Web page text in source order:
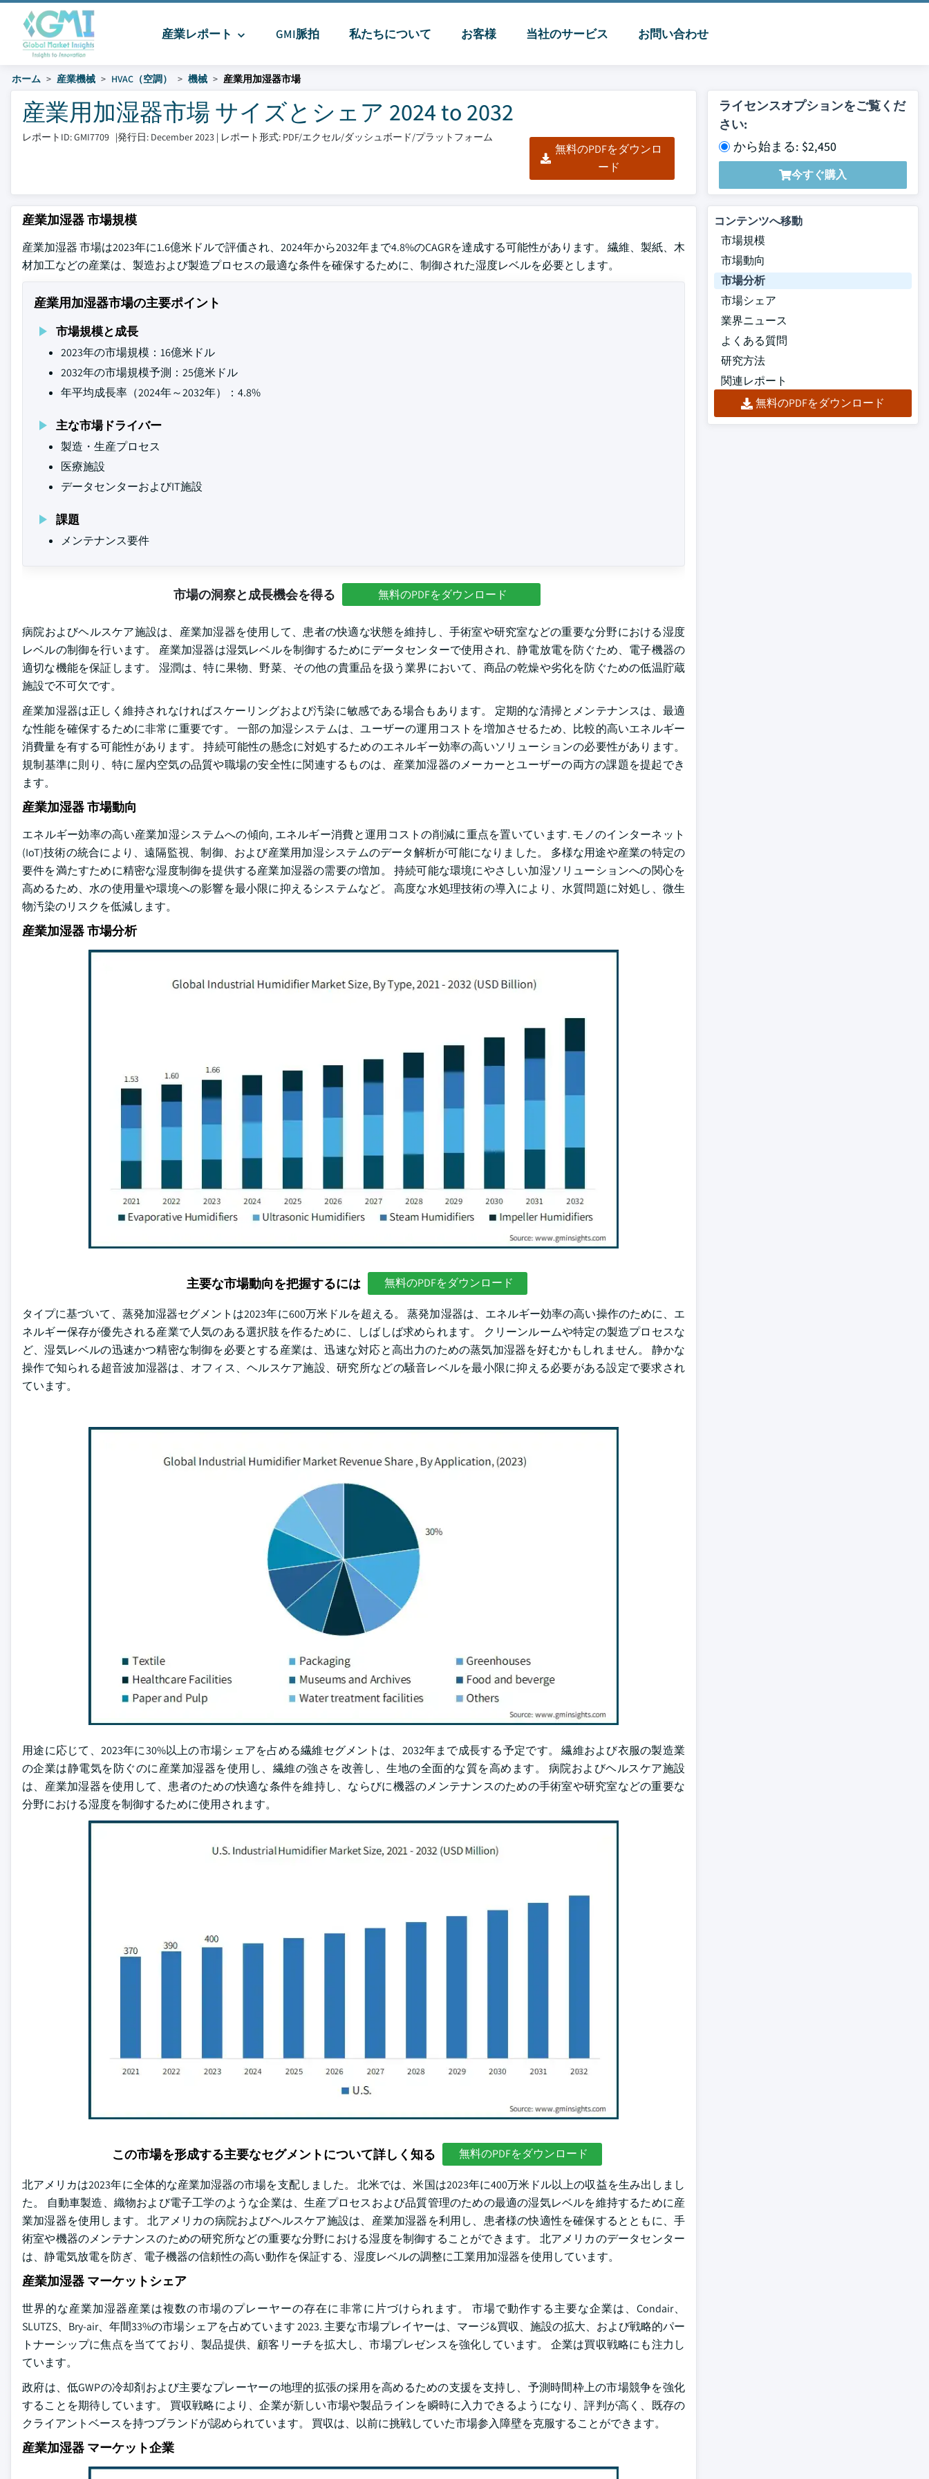
産業レポート GMI脈拍 私たちについて お客様 当社のサービス お問い合わせ
ホーム 産業機械 HVAC（空調） 機械 産業用加湿器市場
産業用加湿器市場 サイズとシェア 2024 to 2032
レポートID: GMI7709 |発行日: December 2023 | レポート形式: PDF/エクセル/ダッシュボード/プラットフォーム
無料のPDFをダウンロ
ード
ライセンスオプションをご覧くだ
さい:
から始まる: $2,450
今すぐ購入
産業加湿器 市場規模
産業加湿器 市場は2023年に1.6億米ドルで評価され、2024年から2032年まで4.8%のCAGRを達成する可能性があります。 繊維、製紙、木
材加工などの産業は、製造および製造プロセスの最適な条件を確保するために、制御された湿度レベルを必要とします。
産業用加湿器市場の主要ポイント
市場規模と成長
2023年の市場規模：16億米ドル
2032年の市場規模予測：25億米ドル
年平均成長率（2024年～2032年）：4.8%
主な市場ドライバー
製造・生産プロセス
医療施設
データセンターおよびIT施設
課題
メンテナンス要件
市場の洞察と成長機会を得る 無料のPDFをダウンロード
病院およびヘルスケア施設は、産業加湿器を使用して、患者の快適な状態を維持し、手術室や研究室などの重要な分野における湿度
レベルの制御を行います。 産業加湿器は湿気レベルを制御するためにデータセンターで使用され、静電放電を防ぐため、電子機器の
適切な機能を保証します。 湿潤は、特に果物、野菜、その他の貴重品を扱う業界において、商品の乾燥や劣化を防ぐための低温貯蔵
施設で不可欠です。
産業加湿器は正しく維持されなければスケーリングおよび汚染に敏感である場合もあります。 定期的な清掃とメンテナンスは、最適
な性能を確保するために非常に重要です。 一部の加湿システムは、ユーザーの運用コストを増加させるため、比較的高いエネルギー
消費量を有する可能性があります。 持続可能性の懸念に対処するためのエネルギー効率の高いソリューションの必要性があります。
規制基準に則り、特に屋内空気の品質や職場の安全性に関連するものは、産業加湿器のメーカーとユーザーの両方の課題を提起でき
ます。
産業加湿器 市場動向
エネルギー効率の高い産業加湿システムへの傾向, エネルギー消費と運用コストの削減に重点を置いています. モノのインターネット
(IoT)技術の統合により、遠隔監視、制御、および産業用加湿システムのデータ解析が可能になりました。 多様な用途や産業の特定の
要件を満たすために精密な湿度制御を提供する産業加湿器の需要の増加。 持続可能な環境にやさしい加湿ソリューションへの関心を
高めるため、水の使用量や環境への影響を最小限に抑えるシステムなど。 高度な水処理技術の導入により、水質問題に対処し、微生
物汚染のリスクを低減します。
産業加湿器 市場分析
主要な市場動向を把握するには 無料のPDFをダウンロード
タイプに基づいて、蒸発加湿器セグメントは2023年に600万米ドルを超える。 蒸発加湿器は、エネルギー効率の高い操作のために、エ
ネルギー保存が優先される産業で人気のある選択肢を作るために、しばしば求められます。 クリーンルームや特定の製造プロセスな
ど、湿気レベルの迅速かつ精密な制御を必要とする産業は、迅速な対応と高出力のための蒸気加湿器を好むかもしれません。 静かな
操作で知られる超音波加湿器は、オフィス、ヘルスケア施設、研究所などの騒音レベルを最小限に抑える必要がある設定で要求され
ています。
用途に応じて、2023年に30%以上の市場シェアを占める繊維セグメントは、2032年まで成長する予定です。 繊維および衣服の製造業
の企業は静電気を防ぐのに産業加湿器を使用し、繊維の強さを改善し、生地の全面的な質を高めます。 病院およびヘルスケア施設
は、産業加湿器を使用して、患者のための快適な条件を維持し、ならびに機器のメンテナンスのための手術室や研究室などの重要な
分野における湿度を制御するために使用されます。
この市場を形成する主要なセグメントについて詳しく知る 無料のPDFをダウンロード
北アメリカは2023年に全体的な産業加湿器の市場を支配しました。 北米では、米国は2023年に400万米ドル以上の収益を生み出しまし
た。 自動車製造、織物および電子工学のような企業は、生産プロセスおよび品質管理のための最適の湿気レベルを維持するために産
業加湿器を使用します。 北アメリカの病院およびヘルスケア施設は、産業加湿器を利用し、患者様の快適性を確保するとともに、手
術室や機器のメンテナンスのための研究所などの重要な分野における湿度を制御することができます。 北アメリカのデータセンター
は、静電気放電を防ぎ、電子機器の信頼性の高い動作を保証する、湿度レベルの調整に工業用加湿器を使用しています。
産業加湿器 マーケットシェア
世界的な産業加湿器産業は複数の市場のプレーヤーの存在に非常に片づけられます。 市場で動作する主要な企業は、Condair、
SLUTZS、Bry-air、年間33%の市場シェアを占めています 2023. 主要な市場プレイヤーは、マージ&買収、施設の拡大、および戦略的パー
トナーシップに焦点を当てており、製品提供、顧客リーチを拡大し、市場プレゼンスを強化しています。 企業は買収戦略にも注力し
ています。
政府は、低GWPの冷却剤および主要なプレーヤーの地理的拡張の採用を高めるための支援を支持し、予測時間枠上の市場競争を強化
することを期待しています。 買収戦略により、企業が新しい市場や製品ラインを瞬時に入力できるようになり、評判が高く、既存の
クライアントベースを持つブランドが認められています。 買収は、以前に挑戦していた市場参入障壁を克服することができます。
産業加湿器 マーケット企業
コンテンツへ移動
市場規模
市場動向
市場分析
市場シェア
業界ニュース
よくある質問
研究方法
関連レポート
無料のPDFをダウンロード